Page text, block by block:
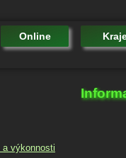
Online
a výkonnosti